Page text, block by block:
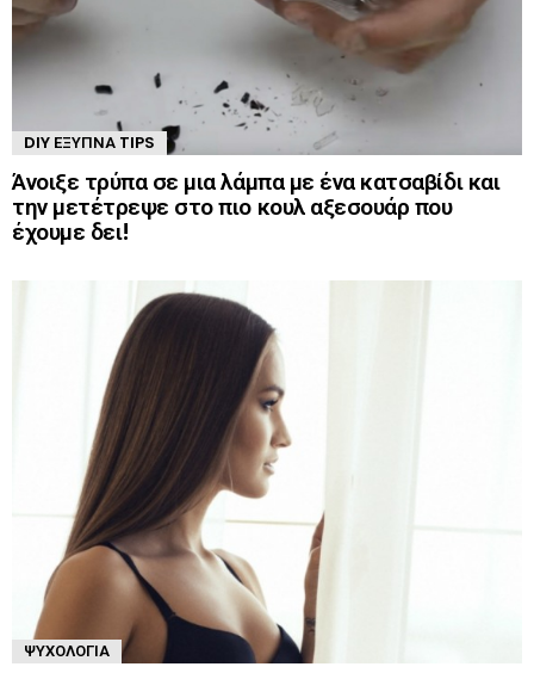
DIY ΈΞΥΠΝΑ TIPS
Άνοιξε τρύπα σε μια λάμπα με ένα κατσαβίδι και
την μετέτρεψε στο πιο κουλ αξεσουάρ που
έχουμε δει!
ΨΥΧΟΛΟΓΊΑ